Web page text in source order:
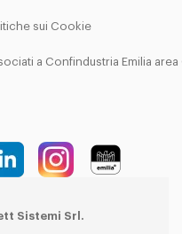
sui Cookie
a Confindustria Emilia
Sistemi Srl.